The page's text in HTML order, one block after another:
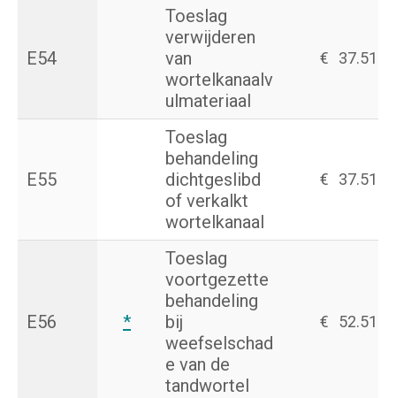
E54
Toeslag
verwijderen
van
wortelkanaalv
ulmateriaal
€ 37.51
E55
Toeslag
behandeling
dichtgeslibd
of verkalkt
wortelkanaal
€ 37.51
E56 *
Toeslag
voortgezette
behandeling
bij
weefselschad
e van de
tandwortel
€ 52.51